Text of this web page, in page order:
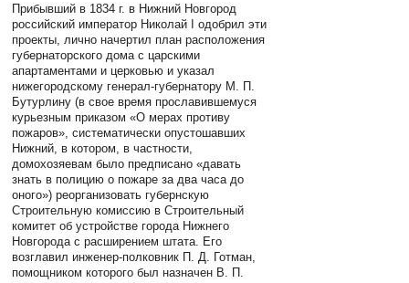
Прибывший в 1834 г. в Нижний Новгород
российский император Николай I одобрил эти
проекты, лично начертил план расположения
губернаторского дома с царскими
апартаментами и церковью и указал
нижегородскому генерал-губернатору М. П.
Бутурлину (в свое время прославившемуся
курьезным приказом «О мерах противу
пожаров», систематически опустошавших
Нижний, в котором, в частности,
домохозяевам было предписано «давать
знать в полицию о пожаре за два часа до
оного») реорганизовать губернскую
Строительную комиссию в Строительный
комитет об устройстве города Нижнего
Новгорода с расширением штата. Его
возглавил инженер-полковник П. Д. Готман,
помощником которого был назначен В. П.